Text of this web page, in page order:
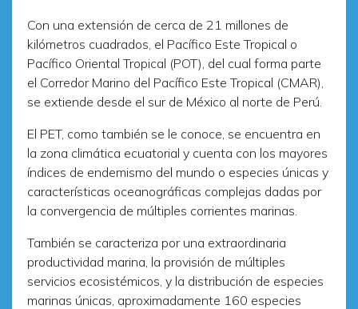
Con una extensión de cerca de 21 millones de
kilómetros cuadrados, el Pacífico Este Tropical o
Pacífico Oriental Tropical (POT), del cual forma parte
el Corredor Marino del Pacífico Este Tropical (CMAR),
se extiende desde el sur de México al norte de Perú.
El PET, como también se le conoce, se encuentra en
la zona climática ecuatorial y cuenta con los mayores
índices de endemismo del mundo o especies únicas y
características oceanográficas complejas dadas por
la convergencia de múltiples corrientes marinas.
También se caracteriza por una extraordinaria
productividad marina, la provisión de múltiples
servicios ecosistémicos, y la distribución de especies
marinas únicas, aproximadamente 160 especies